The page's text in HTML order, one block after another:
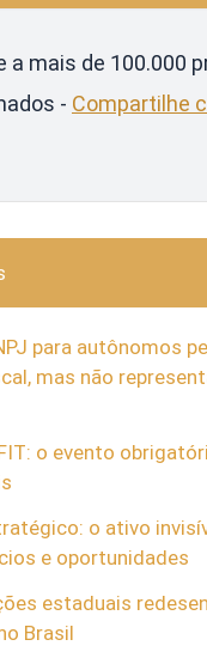
a mais de 100.000
- Compartilhe
para autônomos
mas não
o evento
o ativo
e oportunidades
estaduais
Brasil